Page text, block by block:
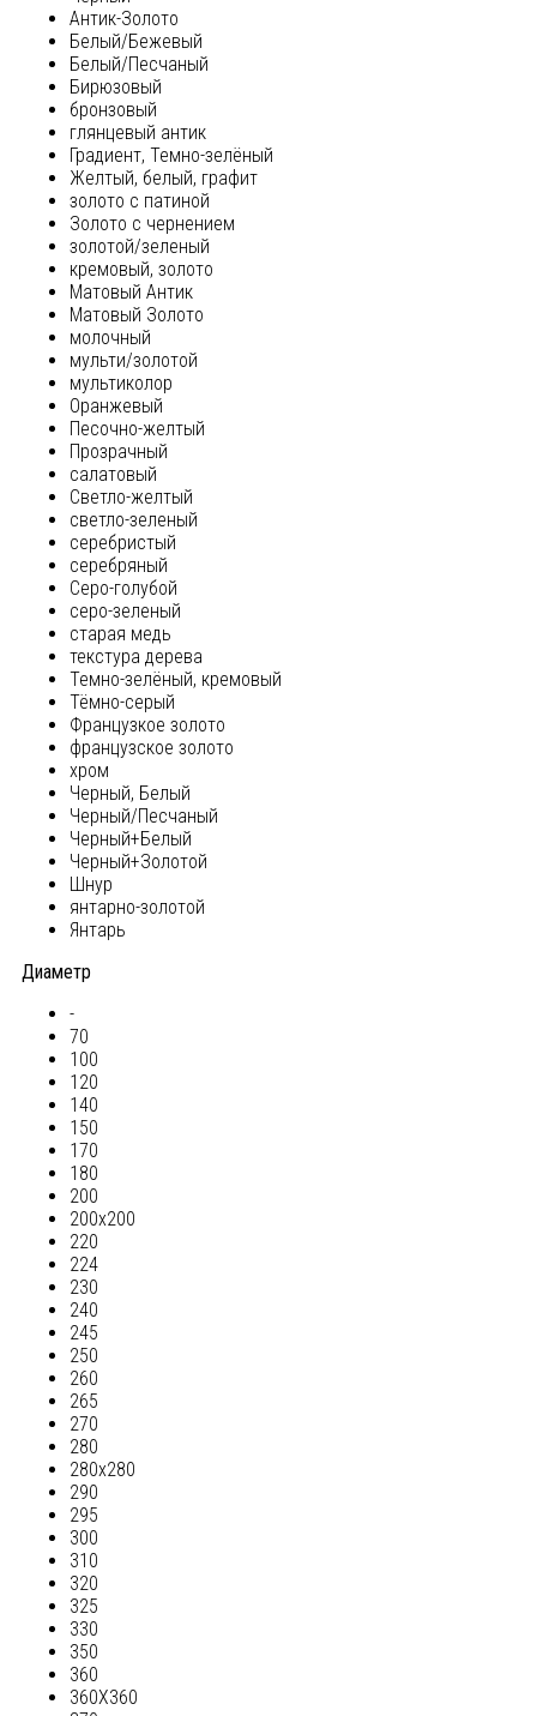
Антик-Золото
Белый/Бежевый
Белый/Песчаный
Бирюзовый
бронзовый
глянцевый антик
Градиент, Темно-зелёный
Желтый, белый, графит
золото с патиной
Золото с чернением
золотой/зеленый
кремовый, золото
Матовый Антик
Матовый Золото
молочный
мульти/золотой
мультиколор
Оранжевый
Песочно-желтый
Прозрачный
салатовый
Светло-желтый
светло-зеленый
серебристый
серебряный
Серо-голубой
серо-зеленый
старая медь
текстура дерева
Темно-зелёный, кремовый
Тёмно-серый
Французкое золото
французское золото
хром
Черный, Белый
Черный/Песчаный
Черный+Белый
Черный+Золотой
Шнур
янтарно-золотой
Янтарь
Диаметр
-
70
100
120
140
150
170
180
200
200х200
220
224
230
240
245
250
260
265
270
280
280х280
290
295
300
310
320
325
330
350
360
360Х360